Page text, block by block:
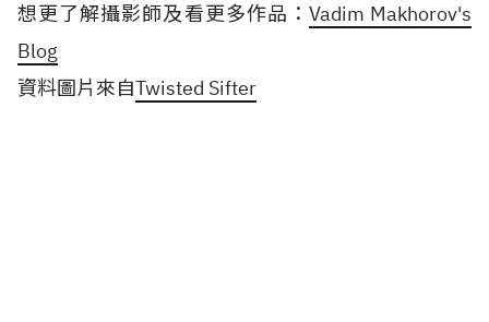
想更了解攝影師及看更多作品： Vadim Makhorov's
Blog
資料圖片來自Twisted Sifter